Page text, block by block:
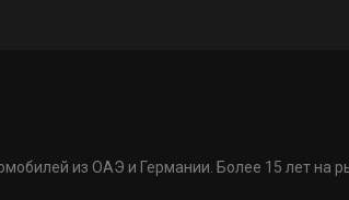
из ОАЭ и Германии. Более 15 лет на